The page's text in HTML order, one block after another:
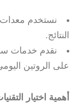
نستخدم
النتائج.
نقدم خدمات
على الروتين
أهمية اختيار